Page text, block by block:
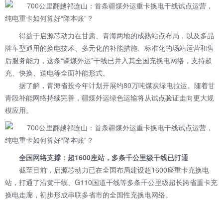
得益于启源芯动力在甘肃、青海两地的成熟站点布局，以及多品
牌车型通用的换电技术、多元化的补能措施、标准化的场站运营和售
后服务能力，这条“疆煤外运”干线已并入其全国充换电网络，支持超
充、快换、送电等全面补能形式。
据了解，青海省投今年计划开展约80万吨煤炭绿电拉运。随着甘
青段补能网络持续完善，疆煤外运绿色运输将从试点验证走向更大规
模应用。
全国网络支撑：超1600座站，多条千公里级干线已打通
截至目前，启源芯动力已在全国布局建设超1600座重卡充换电
站，打通了沿黄干线、G110国道干线等多条千公里级超长跨省重卡充
换电走廊，初步形成串联多省市的全国性充换电网络。